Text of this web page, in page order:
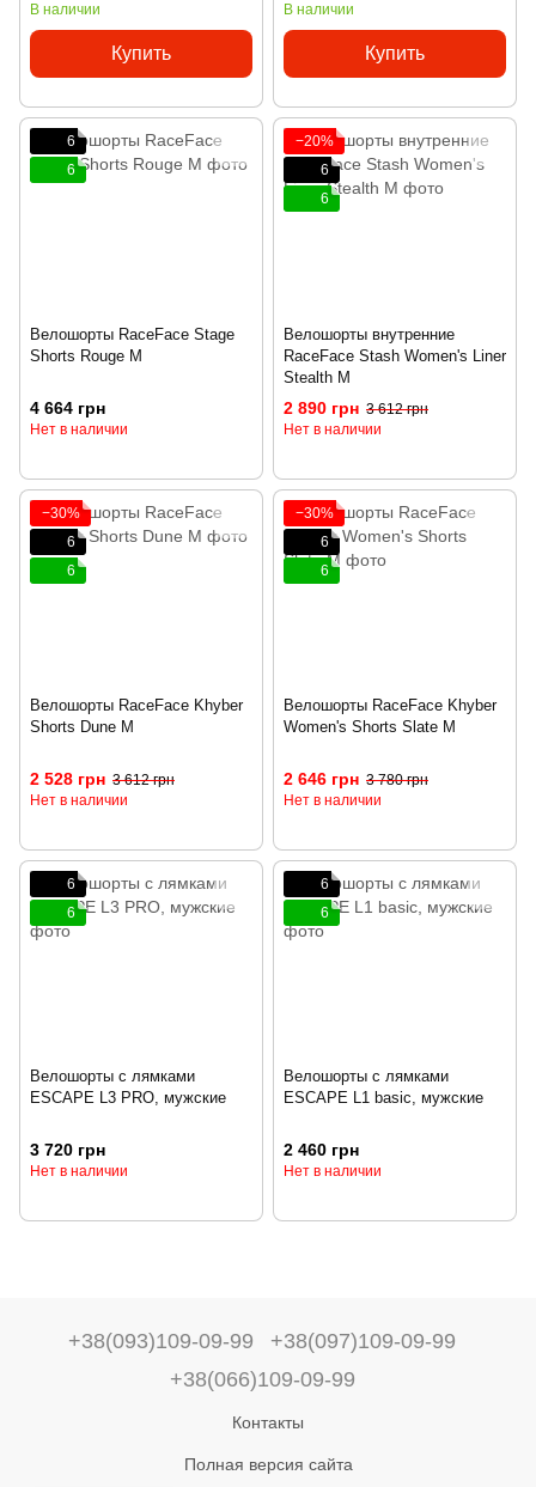
В наличии
Купить
В наличии
Купить
6
6
Велошорты RaceFace Stage
Shorts Rouge M
4 664 грн
Нет в наличии
−20%
6
6
Велошорты внутренние
RaceFace Stash Women's Liner
Stealth M
2 890 грн 3 612 грн
Нет в наличии
−30%
6
6
Велошорты RaceFace Khyber
Shorts Dune M
2 528 грн 3 612 грн
Нет в наличии
−30%
6
6
Велошорты RaceFace Khyber
Women's Shorts Slate M
2 646 грн 3 780 грн
Нет в наличии
6
6
Велошорты с лямками
ESCAPE L3 PRO, мужские
3 720 грн
Нет в наличии
6
6
Велошорты с лямками
ESCAPE L1 basic, мужские
2 460 грн
Нет в наличии
+38(093)109-09-99
+38(097)109-09-99
+38(066)109-09-99
Контакты
Полная версия сайта